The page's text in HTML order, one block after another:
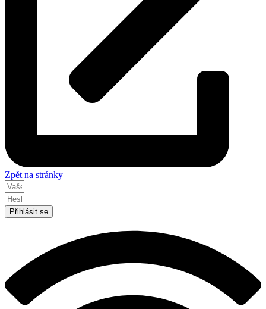
Zpět na stránky
Přihlásit se